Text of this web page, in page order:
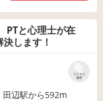
と心理士が在
します！
リストに
保存
辺駅から592m